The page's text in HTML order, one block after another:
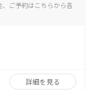
ご予約はこちらから各
詳細を見る